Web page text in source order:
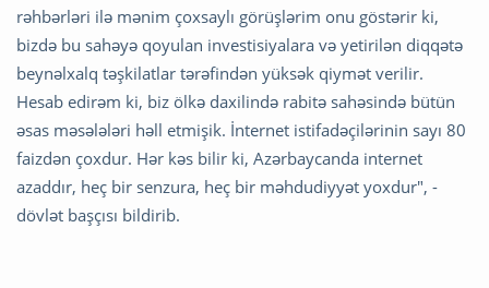
rəhbərləri ilə mənim çoxsaylı görüşlərim onu göstərir ki,
bizdə bu sahəyə qoyulan investisiyalara və yetirilən diqqətə
beynəlxalq təşkilatlar tərəfindən yüksək qiymət verilir.
Hesab edirəm ki, biz ölkə daxilində rabitə sahəsində bütün
əsas məsələləri həll etmişik. İnternet istifadəçilərinin sayı 80
faizdən çoxdur. Hər kəs bilir ki, Azərbaycanda internet
azaddır, heç bir senzura, heç bir məhdudiyyət yoxdur", -
dövlət başçısı bildirib.